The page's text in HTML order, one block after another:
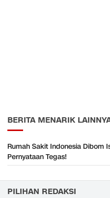
BERITA MENARIK
Rumah Sakit Indonesia Dibom
Pernyataan Tegas!
PILIHAN REDAKSI